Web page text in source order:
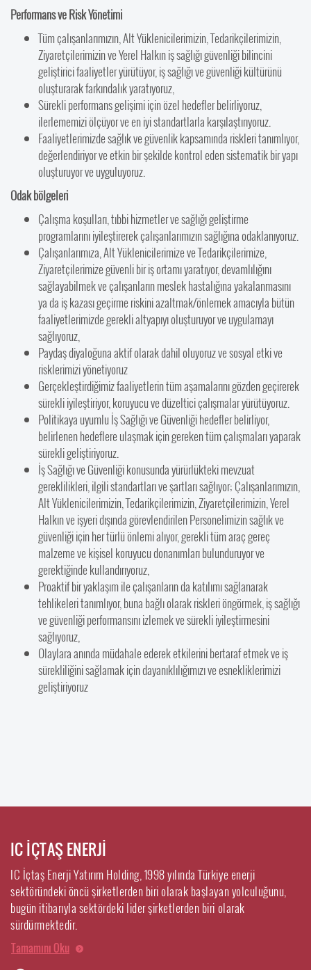
Performans ve Risk Yönetimi
Tüm çalışanlarımızın, Alt Yüklenicilerimizin, Tedarikçilerimizin,
Ziyaretçilerimizin ve Yerel Halkın iş sağlığı güvenliği bilincini
geliştirici faaliyetler yürütüyor, iş sağlığı ve güvenliği kültürünü
oluşturarak farkındalık yaratıyoruz,
Sürekli performans gelişimi için özel hedefler belirliyoruz,
ilerlememizi ölçüyor ve en iyi standartlarla karşılaştırıyoruz.
Faaliyetlerimizde sağlık ve güvenlik kapsamında riskleri tanımlıyor,
değerlendiriyor ve etkin bir şekilde kontrol eden sistematik bir yapı
oluşturuyor ve uyguluyoruz.
Odak bölgeleri
Çalışma koşulları, tıbbi hizmetler ve sağlığı geliştirme
programlarını iyileştirerek çalışanlarımızın sağlığına odaklanıyoruz.
Çalışanlarımıza, Alt Yüklenicilerimize ve Tedarikçilerimize,
Ziyaretçilerimize güvenli bir iş ortamı yaratıyor, devamlılığını
sağlayabilmek ve çalışanların meslek hastalığına yakalanmasını
ya da iş kazası geçirme riskini azaltmak/önlemek amacıyla bütün
faaliyetlerimizde gerekli altyapıyı oluşturuyor ve uygulamayı
sağlıyoruz,
Paydaş diyaloğuna aktif olarak dahil oluyoruz ve sosyal etki ve
risklerimizi yönetiyoruz
Gerçekleştirdiğimiz faaliyetlerin tüm aşamalarını gözden geçirerek
sürekli iyileştiriyor, koruyucu ve düzeltici çalışmalar yürütüyoruz.
Politikaya uyumlu İş Sağlığı ve Güvenliği hedefler belirliyor,
belirlenen hedeflere ulaşmak için gereken tüm çalışmaları yaparak
sürekli geliştiriyoruz.
İş Sağlığı ve Güvenliği konusunda yürürlükteki mevzuat
gereklilikleri, ilgili standartları ve şartları sağlıyor; Çalışanlarımızın,
Alt Yüklenicilerimizin, Tedarikçilerimizin, Ziyaretçilerimizin, Yerel
Halkın ve işyeri dışında görevlendirilen Personelimizin sağlık ve
güvenliği için her türlü önlemi alıyor, gerekli tüm araç gereç
malzeme ve kişisel koruyucu donanımları bulunduruyor ve
gerektiğinde kullandırıyoruz,
Proaktif bir yaklaşım ile çalışanların da katılımı sağlanarak
tehlikeleri tanımlıyor, buna bağlı olarak riskleri öngörmek, iş sağlığı
ve güvenliği performansını izlemek ve sürekli iyileştirmesini
sağlıyoruz,
Olaylara anında müdahale ederek etkilerini bertaraf etmek ve iş
sürekliliğini sağlamak için dayanıklılığımızı ve esnekliklerimizi
geliştiriyoruz
IC İÇTAŞ ENERJİ
IC İçtaş Enerji Yatırım Holding, 1998 yılında Türkiye enerji
sektöründeki öncü şirketlerden biri olarak başlayan yolculuğunu,
bugün itibarıyla sektördeki lider şirketlerden biri olarak
sürdürmektedir.
Tamamını Oku